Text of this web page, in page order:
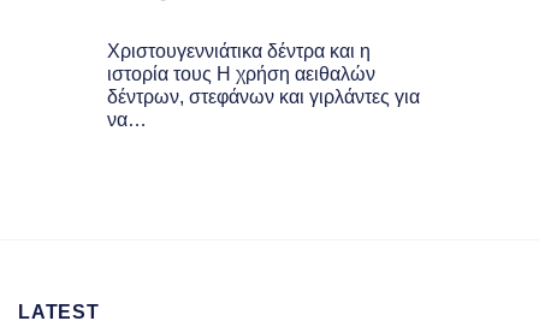
Χριστουγεννιάτικα δέντρα και η
ιστορία τους Η χρήση αειθαλών
δέντρων, στεφάνων και γιρλάντες για
να…
LATEST